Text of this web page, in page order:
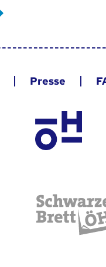
Presse